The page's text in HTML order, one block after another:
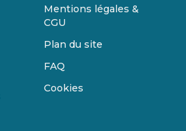
Mentions légales &
CGU
Plan du site
FAQ
Cookies